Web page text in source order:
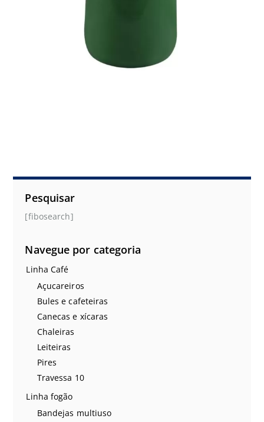
Pesquisar
[fibosearch]
Navegue por categoria
Linha Café
Açucareiros
Bules e cafeteiras
Canecas e xícaras
Chaleiras
Leiteiras
Pires
Travessa 10
Linha fogão
Bandejas multiuso